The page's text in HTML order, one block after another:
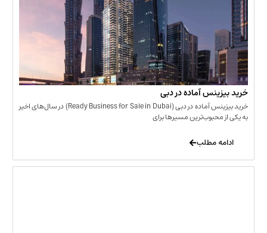
خرید بیزینس آماده در دبی
خرید بیزینس آماده در دبی (Ready Business for Sale in Dubai) در سال‌های اخیر
به یکی از محبوب‌ترین مسیرها برای
ادامه مطلب